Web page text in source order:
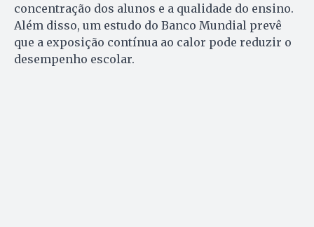
concentração dos alunos e a qualidade do ensino.
Além disso, um estudo do Banco Mundial prevê
que a exposição contínua ao calor pode reduzir o
desempenho escolar.